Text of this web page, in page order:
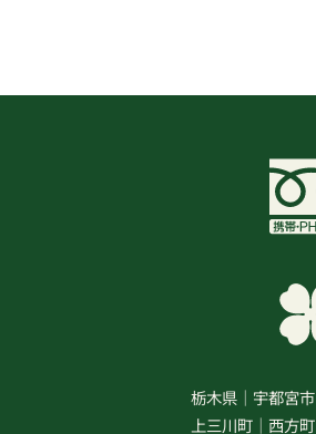
栃木県 宇都宮市
上三川町
西方町